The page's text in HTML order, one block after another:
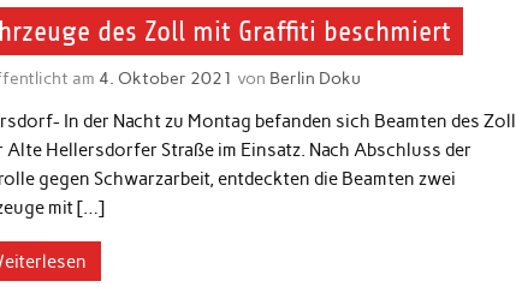
des Zoll mit Graffiti beschmiert
am 4. Oktober 2021 von Berlin Doku
In der Nacht zu Montag befanden sich Beamten des Zoll
Alte Hellersdorfer Straße im Einsatz. Nach Abschluss der
gegen Schwarzarbeit, entdeckten die Beamten zwei
mit […]